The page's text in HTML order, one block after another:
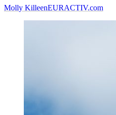
Molly KilleenEURACTIV.com